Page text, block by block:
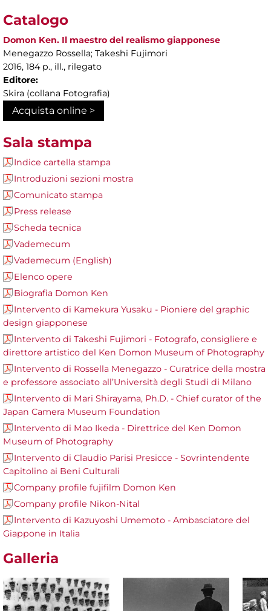
Catalogo
Domon Ken. Il maestro del realismo giapponese
Menegazzo Rossella; Takeshi Fujimori
2016, 184 p., ill., rilegato
Editore:
Skira (collana Fotografia)
Acquista online >
Sala stampa
Indice cartella stampa
Introduzioni sezioni mostra
Comunicato stampa
Press release
Scheda tecnica
Vademecum
Vademecum (English)
Elenco opere
Biografia Domon Ken
Intervento di Kamekura Yusaku - Pioniere del graphic
design giapponese
Intervento di Takeshi Fujimori - Fotografo, consigliere e
direttore artistico del Ken Domon Museum of Photography
Intervento di Rossella Menegazzo - Curatrice della mostra
e professore associato all’Università degli Studi di Milano
Intervento di Mari Shirayama, Ph.D. - Chief curator of the
Japan Camera Museum Foundation
Intervento di Mao Ikeda - Direttrice del Ken Domon
Museum of Photography
Intervento di Claudio Parisi Presicce - Sovrintendente
Capitolino ai Beni Culturali
Company profile fujifilm Domon Ken
Company profile Nikon-Nital
Intervento di Kazuyoshi Umemoto - Ambasciatore del
Giappone in Italia
Galleria